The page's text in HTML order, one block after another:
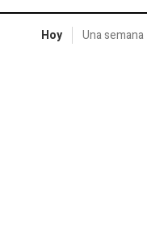
Hoy Una semana